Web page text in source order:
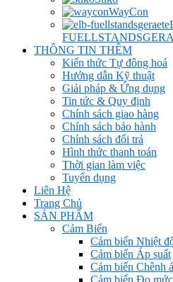
WayCon
THÔNG TIN THÊM
Kiến thức Tự đông hoá
Hướng dẫn Kỹ thuật
Giải pháp & Ứng dụng
Tin tức & Quy định
Chính sách giao hàng
Chính sách bảo hành
Chính sách đổi trả
Hình thức thanh toán
Thời gian làm việc
Tuyển dụng
Liên Hệ
Trang Chủ
SẢN PHẨM
Cảm Biến
Cảm biến Nhiệt
Cảm biến Áp suất
Cảm biến Chênh